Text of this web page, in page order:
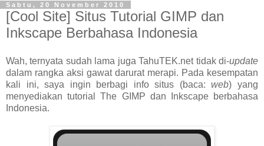
Sabtu, 20 November 2010
[Cool Site] Situs Tutorial GIMP dan
Inkscape Berbahasa Indonesia
Wah, ternyata sudah lama juga TahuTEK.net tidak di-update
dalam rangka aksi gawat darurat merapi. Pada kesempatan
kali ini, saya ingin berbagi info situs (baca:web) yang
menyediakan tutorial The GIMP dan Inkscape berbahasa
Indonesia.